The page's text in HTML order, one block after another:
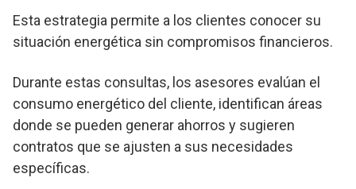
Esta estrategia permite a los clientes conocer su
situación energética sin compromisos financieros.
Durante estas consultas, los asesores evalúan el
consumo energético del cliente, identifican áreas
donde se pueden generar ahorros y sugieren
contratos que se ajusten a sus necesidades
específicas.